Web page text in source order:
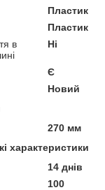
Пластик
Пластик
в
Ні
Є
Новий
270 мм
характеристики
14 днів
100